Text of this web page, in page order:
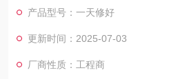
给我公司处理，另外公司基恩士模拟
全，在加上基恩士维修团队，可以确保
户的认可
产品型号：一天修好
更新时间：2025-07-03
厂商性质：工程商